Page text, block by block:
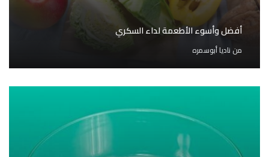
أفضل وأسوء الأطعمة لداء السكري
من ناديا أبوسمره